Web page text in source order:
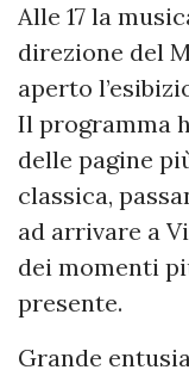
Alle 17 la
direzione del
aperto
Il programma
delle pagine
classica,
ad arrivare a
dei momenti
presente.
Grande